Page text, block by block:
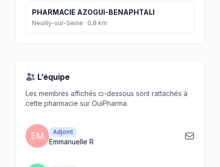
PHARMACIE AZOGUI-BENAPHTALI
Neuilly-sur-Seine · 0,8 km
L’équipe
Les membres affichés ci-dessous sont rattachés à
cette pharmacie sur OuiPharma.
EM Adjoint
Emmanuelle R